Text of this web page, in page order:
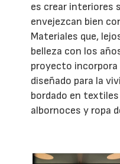
es crear interiores
envejezcan bien
Materiales que,
belleza con los
proyecto
diseñado para la
bordado en
albornoces y ropa